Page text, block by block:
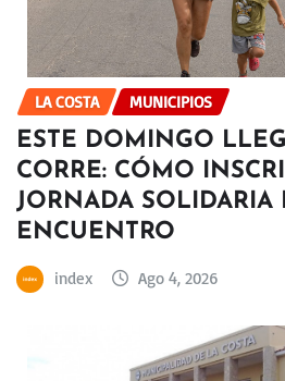
LA COSTA MUNICIPIOS
ESTE DOMINGO
CORRE: CÓMO
JORNADA SOLIDARIA
ENCUENTRO
index Ago 4, 2026